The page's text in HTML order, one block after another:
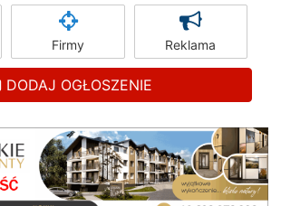
Firmy Reklama
DODAJ OGŁOSZENIE